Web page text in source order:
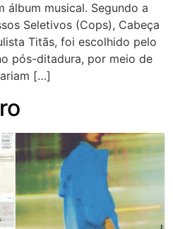
álbum musical. Segundo a
Seletivos (Cops), Cabeça
Titãs, foi escolhido pelo
pós-ditadura, por meio de
[…]